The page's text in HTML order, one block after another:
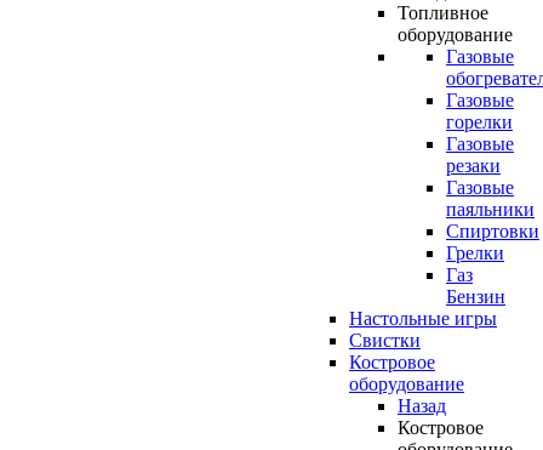
Топливное
оборудование
Газовые
Газовые
горелки
Газовые
резаки
Газовые
паяльники
Спиртовки
Грелки
Газ
Бензин
Настольные игры
Свистки
Костровое
оборудование
Назад
Костровое